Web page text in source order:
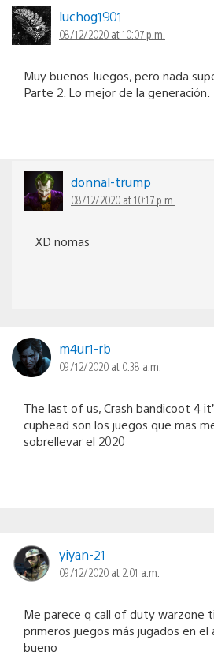
luchog1901
08/12/2020 at 10:07 p.m.
Muy buenos Juegos, pero nada
Parte 2. Lo mejor de la generación.
donnal-trump
08/12/2020 at 10:17 p.m.
XD nomas
m4ur1-rb
09/12/2020 at 0:38 a.m.
The last of us, Crash bandicoot 4
cuphead son los juegos que mas
sobrellevar el 2020
yiyan-21
09/12/2020 at 2:01 a.m.
Me parece q call of duty warzone
primeros juegos más jugados en el
bueno